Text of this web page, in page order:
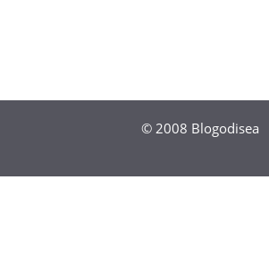
© 2008 Blogodisea